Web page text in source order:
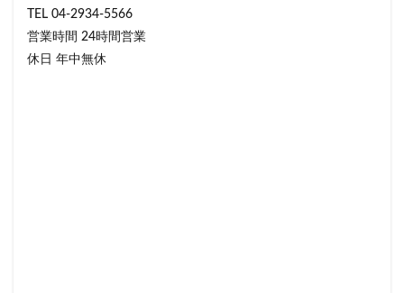
TEL 04-2934-5566
営業時間 24時間営業
休日 年中無休